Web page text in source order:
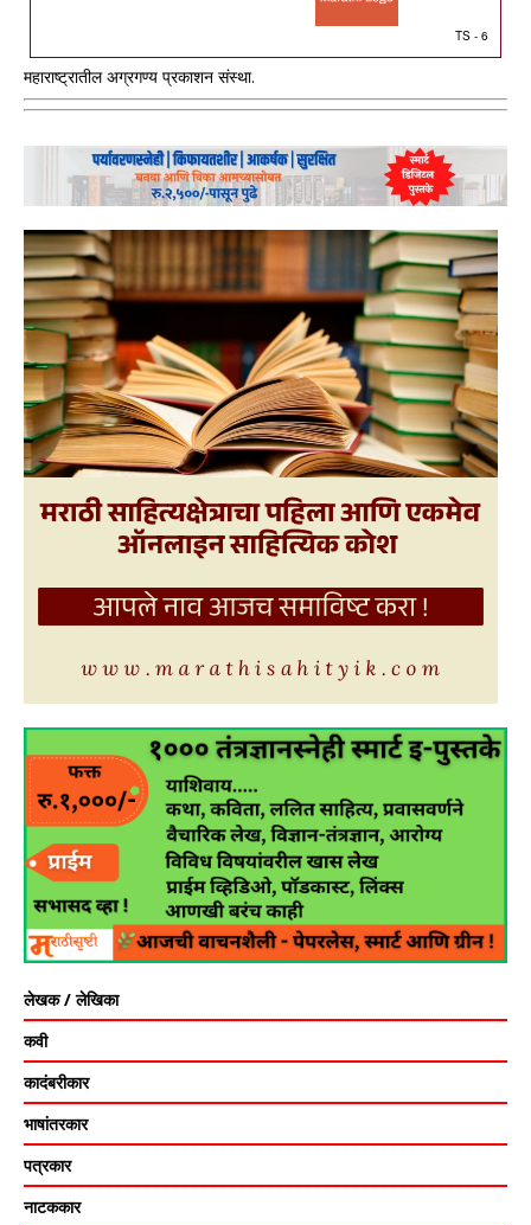
TS - 6
महाराष्ट्रातील अग्रगण्य प्रकाशन संस्था.
लेखक / लेखिका
कवी
कादंबरीकार
भाषांतरकार
पत्रकार
नाटककार